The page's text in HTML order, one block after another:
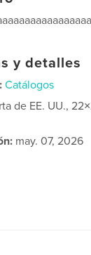
y detalles
Catálogos
de EE. UU.,
may. 07, 2026